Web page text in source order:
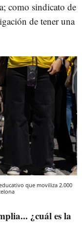
como sindicato de
de tener una
que moviliza 2.000
¿cuál es la